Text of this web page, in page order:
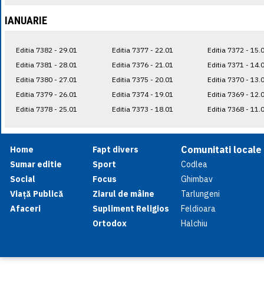
IANUARIE
Editia 7382 - 29.01
Editia 7381 - 28.01
Editia 7380 - 27.01
Editia 7379 - 26.01
Editia 7378 - 25.01
Editia 7377 - 22.01
Editia 7376 - 21.01
Editia 7375 - 20.01
Editia 7374 - 19.01
Editia 7373 - 18.01
Editia 7372 -
Editia 7371 -
Editia 7370 -
Editia 7369 -
Editia 7368 -
Home
Sumar editie
Social
Viață Publică
Afaceri
Fapt divers
Sport
Focus
Ziarul de mâine
Supliment Religios
Ortodox
Comunitati locale
Codlea
Ghimbav
Tarlungeni
Feldioara
Halchiu